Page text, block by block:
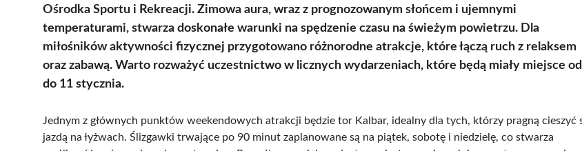
Ośrodka Sportu i Rekreacji. Zimowa aura, wraz z prognozowanym słońcem i ujemnymi
temperaturami, stwarza doskonałe warunki na spędzenie czasu na świeżym powietrzu. Dla
miłośników aktywności fizycznej przygotowano różnorodne atrakcje, które łączą ruch z relaksem
oraz zabawą. Warto rozważyć uczestnictwo w licznych wydarzeniach, które będą miały miejsce
do 11 stycznia.
Jednym z głównych punktów weekendowych atrakcji będzie tor Kalbar, idealny dla tych, którzy pragną cieszyć
jazdą na łyżwach. Ślizgawki trwające po 90 minut zaplanowane są na piątek, sobotę i niedzielę, co stwarza